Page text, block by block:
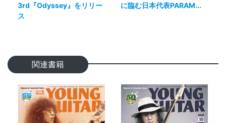
3rd『Odyssey』をリリー
ス
に臨む日本代表PARAM...
関連書籍